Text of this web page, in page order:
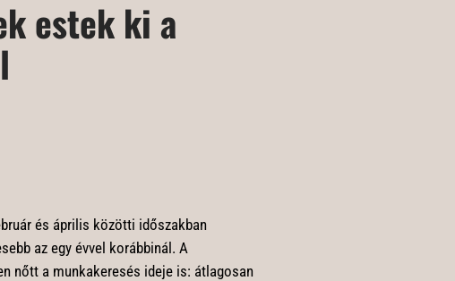
estek ki a
és április közötti időszakban
az egy évvel korábbinál. A
nőtt a munkakeresés ideje is: átlagosan